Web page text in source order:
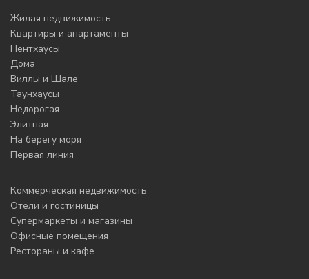
Жилая недвижимость
Квартиры и апартаменты
Пентхаусы
Дома
Виллы и Шале
Таунхаусы
Недорогая
Элитная
На берегу моря
Первая линия
Коммерческая недвижимость
Отели и гостиницы
Супермаркеты и магазины
Офисные помещения
Рестораны и кафе